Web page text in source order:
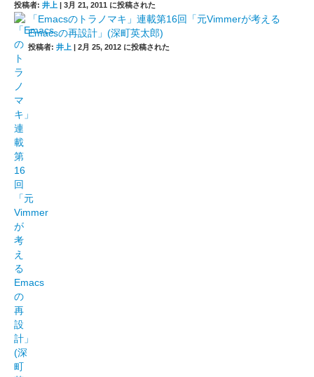
投稿者: 井上 | 3月 21, 2011 に投稿された
「Emacsのトラノマキ」連載第16回「元Vimmerが考える
Emacsの再設計」(深町英太郎)
投稿者: 井上 | 2月 25, 2012 に投稿された